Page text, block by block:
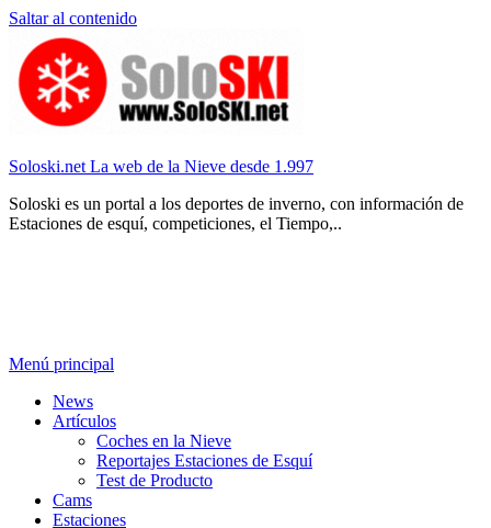
Saltar al contenido
Soloski.net La web de la Nieve desde 1.997
Soloski es un portal a los deportes de inverno, con información de
Estaciones de esquí, competiciones, el Tiempo,..
Menú principal
News
Artículos
Coches en la Nieve
Reportajes Estaciones de Esquí
Test de Producto
Cams
Estaciones